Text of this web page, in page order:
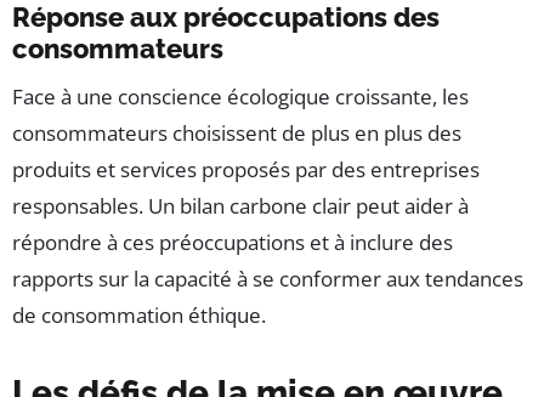
Réponse aux préoccupations des
consommateurs
Face à une conscience écologique croissante, les
consommateurs choisissent de plus en plus des
produits et services proposés par des entreprises
responsables. Un bilan carbone clair peut aider à
répondre à ces préoccupations et à inclure des
rapports sur la capacité à se conformer aux tendances
de consommation éthique.